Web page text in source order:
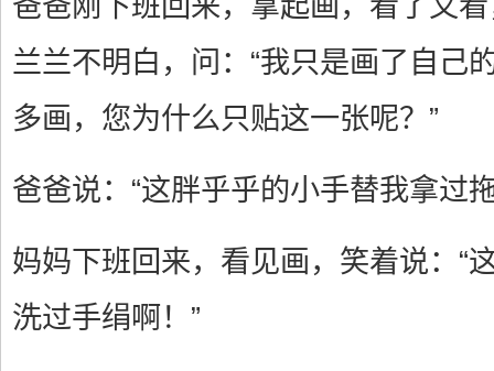
兰兰不明白，问：“我只是画了自己
多画，您为什么只贴这一张呢？”
爸爸说：“这胖乎乎的小手替我拿过
妈妈下班回来，看见画，笑着说：“
洗过手绢啊！”